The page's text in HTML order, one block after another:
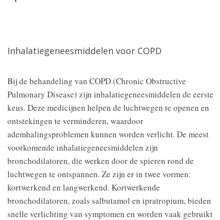
Inhalatiegeneesmiddelen voor COPD
Bij de behandeling van COPD (Chronic Obstructive
Pulmonary Disease) zijn inhalatiegeneesmiddelen de eerste
keus. Deze medicijnen helpen de luchtwegen te openen en
ontstekingen te verminderen, waardoor
ademhalingsproblemen kunnen worden verlicht. De meest
voorkomende inhalatiegeneesmiddelen zijn
bronchodilatoren, die werken door de spieren rond de
luchtwegen te ontspannen. Ze zijn er in twee vormen:
kortwerkend en langwerkend. Kortwerkende
bronchodilatoren, zoals salbutamol en ipratropium, bieden
snelle verlichting van symptomen en worden vaak gebruikt